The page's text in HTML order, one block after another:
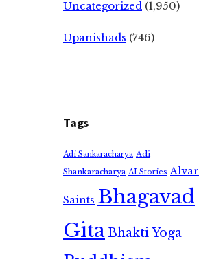
Uncategorized (1,950)
Upanishads (746)
Tags
Adi Sankaracharya Adi
Shankaracharya AI Stories Alvar
Saints Bhagavad
GitaBhakti Yoga